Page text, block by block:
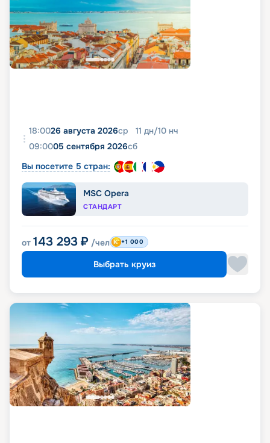
18:0026 августа 2026ср 11 дн/10 нч
09:0005 сентября 2026сб
Вы посетите 5 стран:
MSC Opera
СТАНДАРТ
от 143 293 ₽ /чел +1 000
Выбрать круиз